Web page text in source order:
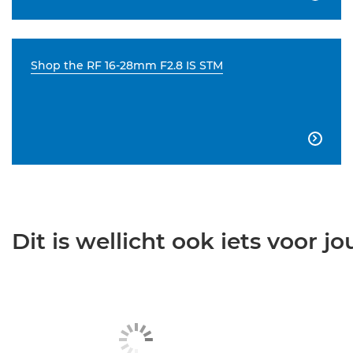
Shop the RF 16-28mm F2.8 IS STM

Dit is wellicht ook iets voor